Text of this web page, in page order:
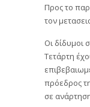
Προς το
τον
Οι δίδυμοι
Τετάρτη
πρόεδρος
σε